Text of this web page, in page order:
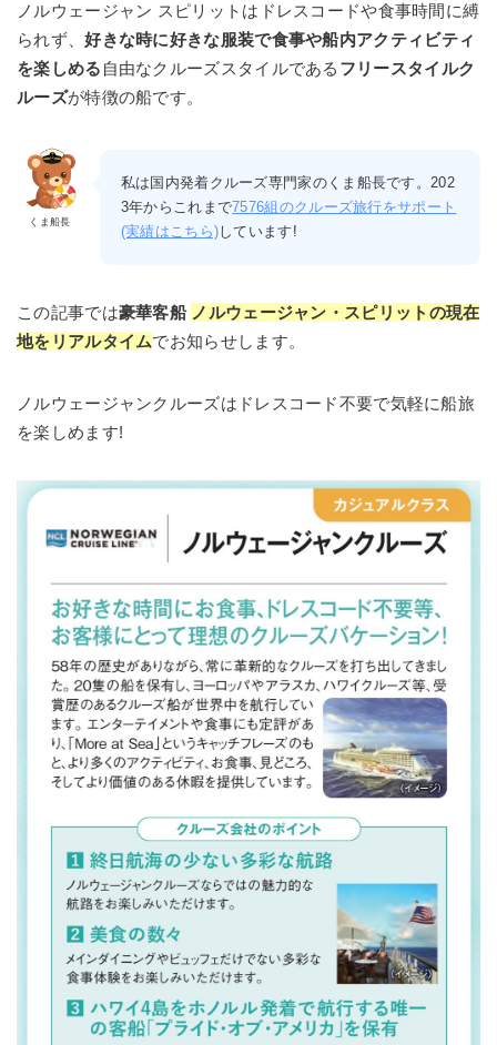
ノルウェージャン スピリットはドレスコードや食事時間に縛
られず、好きな時に好きな服装で食事や船内アクティビティ
を楽しめる 自由なクルーズスタイルである フリースタイルク
ルーズが特徴の船です。
くま船長
私は国内発着クルーズ専門家のくま船長です。202
3年からこれまで7576組のクルーズ旅行をサポート
(実績はこちら)しています!
この記事では豪華客船 ノルウェージャン・スピリット の現在
地をリアルタイムでお知らせします。
ノルウェージャンクルーズはドレスコード不要で気軽に船旅
を楽しめます!